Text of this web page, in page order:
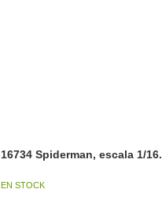
16734 Spiderman, escala 1/16.
EN STOCK